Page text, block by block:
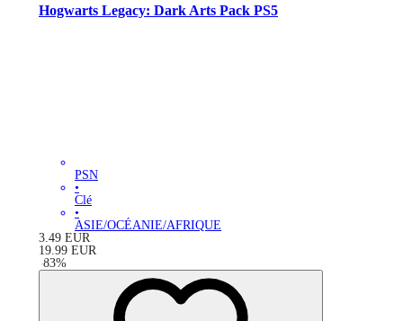
Hogwarts Legacy: Dark Arts Pack PS5
PSN
•
Clé
•
ASIE/OCÉANIE/AFRIQUE
3.49 EUR
19.99 EUR
-83%